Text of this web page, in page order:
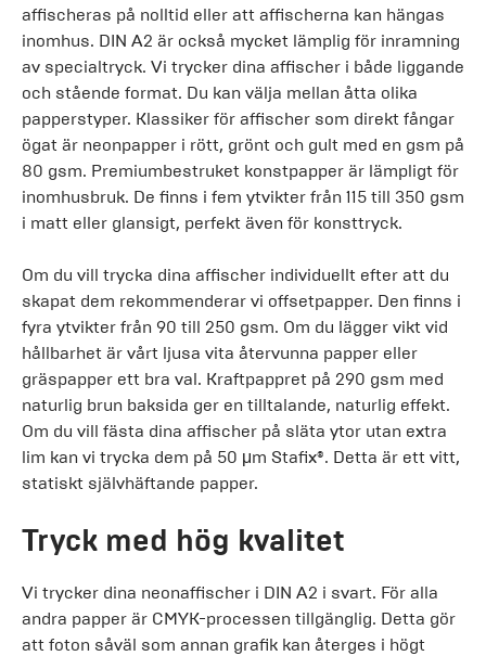
affischeras på nolltid eller att affischerna kan hängas
inomhus. DIN A2 är också mycket lämplig för inramning
av specialtryck. Vi trycker dina affischer i både liggande
och stående format. Du kan välja mellan åtta olika
papperstyper. Klassiker för affischer som direkt fångar
ögat är neonpapper i rött, grönt och gult med en gsm på
80 gsm. Premiumbestruket konstpapper är lämpligt för
inomhusbruk. De finns i fem ytvikter från 115 till 350 gsm
i matt eller glansigt, perfekt även för konsttryck.
Om du vill trycka dina affischer individuellt efter att du
skapat dem rekommenderar vi offsetpapper. Den finns i
fyra ytvikter från 90 till 250 gsm. Om du lägger vikt vid
hållbarhet är vårt ljusa vita återvunna papper eller
gräspapper ett bra val. Kraftpappret på 290 gsm med
naturlig brun baksida ger en tilltalande, naturlig effekt.
Om du vill fästa dina affischer på släta ytor utan extra
lim kan vi trycka dem på 50 μm Stafix®. Detta är ett vitt,
statiskt självhäftande papper.
Tryck med hög kvalitet
Vi trycker dina neonaffischer i DIN A2 i svart. För alla
andra papper är CMYK-processen tillgänglig. Detta gör
att foton såväl som annan grafik kan återges i högt